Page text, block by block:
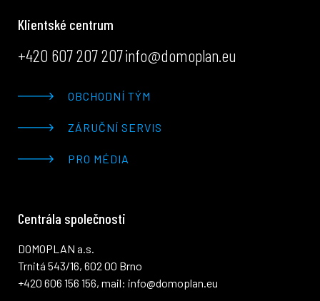
Klientské centrum
+420 607 207 207info@domoplan.eu
OBCHODNÍ TÝM
ZÁRUČNÍ SERVIS
PRO MÉDIA
Centrála společnosti
DOMOPLAN a.s.
Trnitá 543/16, 602 00 Brno
+420 606 156 156, mail: info@domoplan.eu